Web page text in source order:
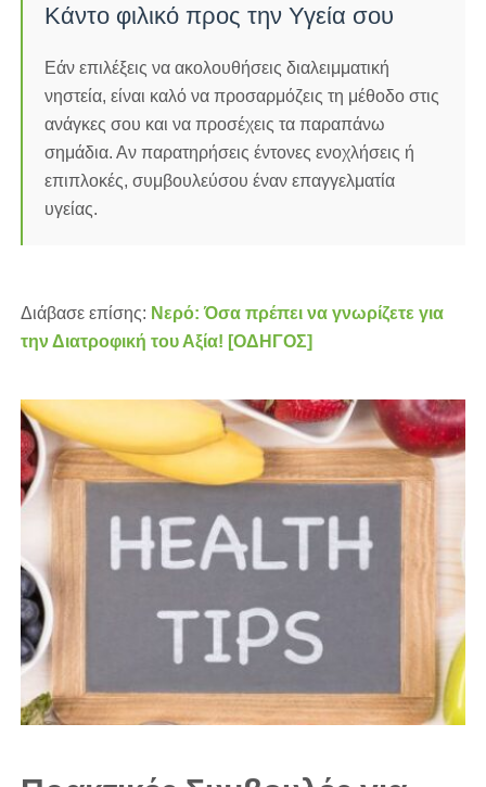
Κάντο φιλικό προς την Υγεία σου
Εάν επιλέξεις να ακολουθήσεις διαλειμματική
νηστεία, είναι καλό να προσαρμόζεις τη μέθοδο στις
ανάγκες σου και να προσέχεις τα παραπάνω
σημάδια. Αν παρατηρήσεις έντονες ενοχλήσεις ή
επιπλοκές, συμβουλεύσου έναν επαγγελματία
υγείας.
Διάβασε επίσης: Νερό: Όσα πρέπει να γνωρίζετε για
την Διατροφική του Αξία! [ΟΔΗΓΟΣ]